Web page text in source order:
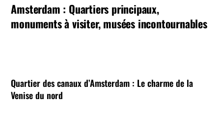
Amsterdam : Quartiers principaux,
monuments à visiter, musées incontournables
Quartier des canaux d’Amsterdam : Le charme de la
Venise du nord